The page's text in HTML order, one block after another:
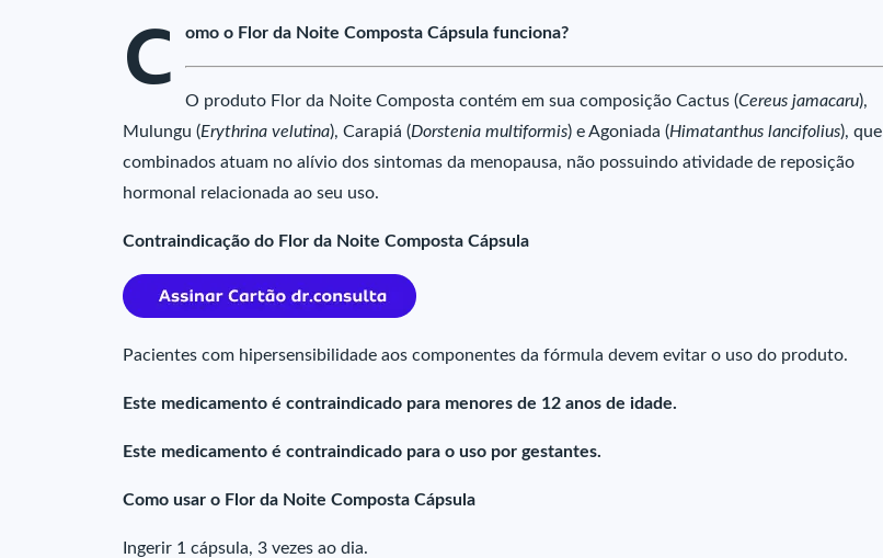
C omo o Flor da Noite Composta Cápsula funciona?
O produto Flor da Noite Composta contém em sua composição Cactus (Cereus jamacaru),
Mulungu (Erythrina velutina), Carapiá (Dorstenia multiformis) e Agoniada (Himatanthus lancifolius), que
combinados atuam no alívio dos sintomas da menopausa, não possuindo atividade de reposição
hormonal relacionada ao seu uso.
Contraindicação do Flor da Noite Composta Cápsula
Pacientes com hipersensibilidade aos componentes da fórmula devem evitar o uso do produto.
Este medicamento é contraindicado para menores de 12 anos de idade.
Este medicamento é contraindicado para o uso por gestantes.
Como usar o Flor da Noite Composta Cápsula
Ingerir 1 cápsula, 3 vezes ao dia.